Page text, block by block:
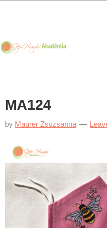
navigation
content
sidebar
MA124
by Maurer Zsuzsanna